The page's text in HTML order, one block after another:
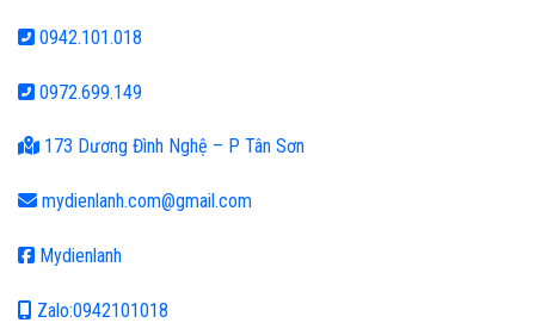
0942.101.018
0972.699.149
173 Dương Đình Nghệ – P Tân Sơn
mydienlanh.com@gmail.com
Mydienlanh
Zalo:0942101018